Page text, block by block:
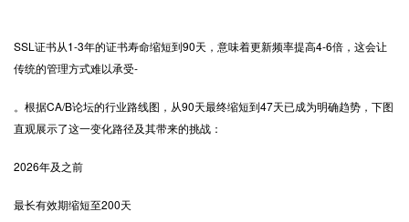
SSL证书从1-3年的证书寿命缩短到90天，意味着更新频率提高4-6倍，这会让
传统的管理方式难以承受-
。根据CA/B论坛的行业路线图，从90天最终缩短到47天已成为明确趋势，下图
直观展示了这一变化路径及其带来的挑战：
2026年及之前
最长有效期缩短至200天